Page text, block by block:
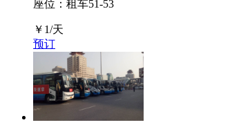
座位：租车51-53
￥ 1/天
预订